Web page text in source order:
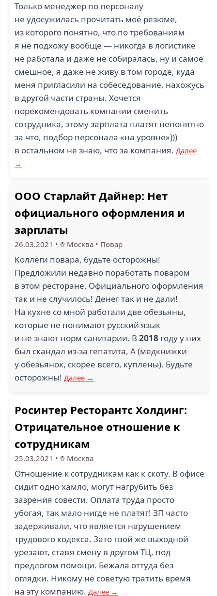
Только менеджер по персоналу
не удосужилась прочитать моё резюме,
из которого понятно, что по требованиям
я не подхожу вообще — никогда в логистике
не работала и даже не собиралась, ну и самое
смешное, я даже не живу в том городе, куда
меня пригласили на собеседование, нахожусь
в другой части страны. Хочется
порекомендовать компании сменить
сотрудника, этому зарплата платят непонятно
за что, подбор персонала «на уровне»)))
в остальном не знаю, что за компания. Далее
→
ООО Старлайт Дайнер: Нет
официального оформления и
зарплаты
26.03.2021 • Москва • Повар
Коллеги повара, будьте осторожны!
Предложили недавно поработать поваром
в этом ресторане. Официального оформления
так и не случилось! Денег так и не дали!
На кухне со мной работали две обезьяны,
которые не понимают русский язык
и не знают норм санитарии. В 2018 году у них
был скандал из-за гепатита, А (медкнижки
у обезьянок, скорее всего, куплены). Будьте
осторожны! Далее →
Росинтер Ресторантс Холдинг:
Отрицательное отношение к
сотрудникам
25.03.2021 • Москва
Отношение к сотрудникам как к скоту. В офисе
сидит одно хамло, могут нагрубить без
зазрения совести. Оплата труда просто
убогая, так мало нигде не платят! ЗП часто
задерживали, что является нарушением
трудового кодекса. Зато твой же выходной
урезают, ставя смену в другом ТЦ, под
предлогом помощи. Бежала оттуда без
оглядки. Никому не советую тратить время
на эту компанию. Далее →